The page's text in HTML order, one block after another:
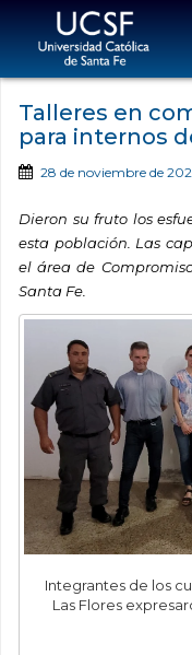
Talleres en
para internos
28 de noviembre de
Dieron su fruto los
esta población. Las
el área de
Santa Fe.
Integrantes de los
Las Flores